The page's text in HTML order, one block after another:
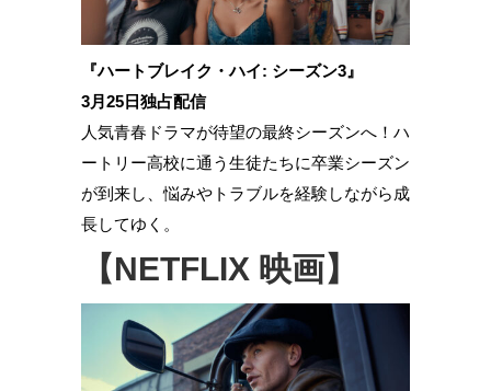
『ハートブレイク・ハイ: シーズン3』
3月25日独占配信
人気青春ドラマが待望の最終シーズンへ！ハ
ートリー高校に通う生徒たちに卒業シーズン
が到来し、悩みやトラブルを経験しながら成
長してゆく。
【NETFLIX 映画】